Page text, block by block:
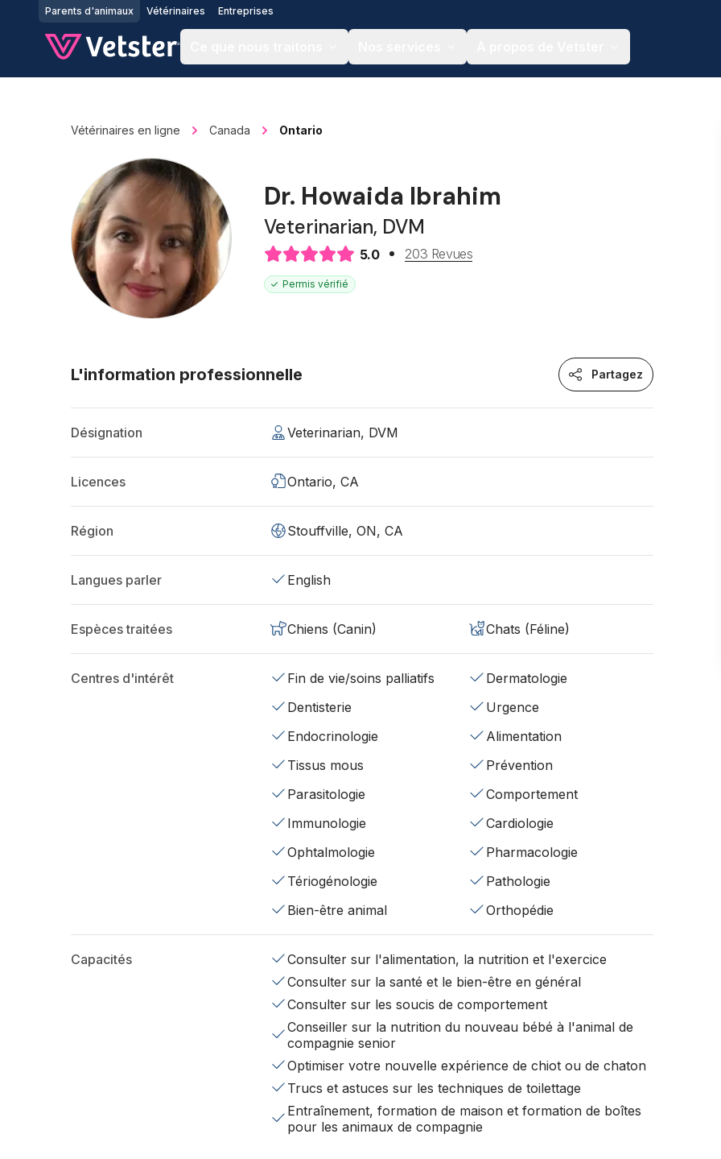
Jump to main content
Parents d'animaux Vétérinaires Entreprises
Vétérinaires en ligne Canada Ontario
Dr. Howaida Ibrahim
Veterinarian, DVM
5.0 203 Revues
Permis vérifié
L'information professionnelle Partagez
Désignation Veterinarian, DVM
Licences Ontario, CA
Région Stouffville, ON, CA
Langues parler English
Espèces traitées Chiens (Canin) Chats (Féline)
Centres d'intérêt Fin de vie/soins palliatifs
Dermatologie
Dentisterie
Urgence
Endocrinologie
Alimentation
Tissus mous
Prévention
Parasitologie
Comportement
Immunologie
Cardiologie
Ophtalmologie
Pharmacologie
Tériogénologie
Pathologie
Bien-être animal
Orthopédie
Capacités
Consulter sur l'alimentation, la nutrition et l'exercice
Consulter sur la santé et le bien-être en général
Consulter sur les soucis de comportement
Conseiller sur la nutrition du nouveau bébé à l'animal de
compagnie senior
Optimiser votre nouvelle expérience de chiot ou de chaton
Trucs et astuces sur les techniques de toilettage
Entraînement, formation de maison et formation de boîtes
pour les animaux de compagnie